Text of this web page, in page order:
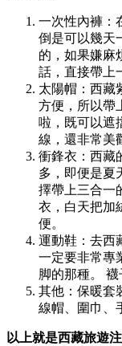
一次性內褲：
倒是可以幾天
的，如果嫌麻
話，直接帶上
太陽帽：西藏
方便，所以帶
啦，既可以遮
線，還非常美
衝鋒衣：西藏
多，即便是夏
擇帶上三合一
衣，白天把加
便。
運動鞋：去西
一定要非常專
脚的那種。 襪
其他：保暖套
線帽、圍巾、
以上就是西藏旅遊